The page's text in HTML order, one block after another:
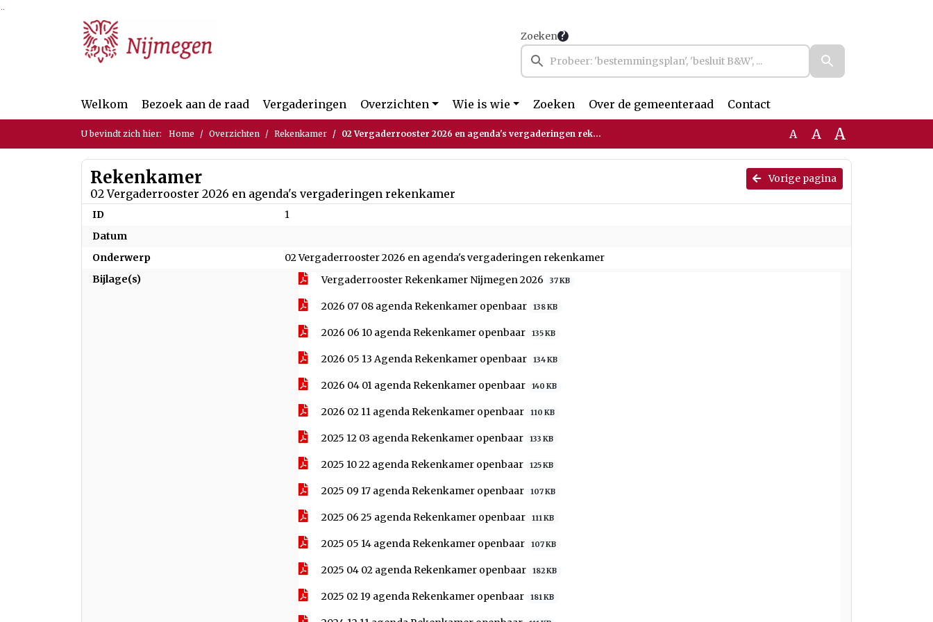
Ga naar de inhoud van deze pagina
Ga naar het zoeken
Ga naar het menu
Zoeken
Welkom Bezoek aan de raad Vergaderingen Overzichten Wie is wie Zoeken Over de gemeenteraad Contact
U bevindt zich hier: Home Overzichten Rekenkamer 02 Vergaderrooster 2026 en agenda's vergaderingen rekenkamer A A A
Vorige pagina
Rekenkamer
02 Vergaderrooster 2026 en agenda's vergaderingen rekenkamer
ID
1
Datum
Onderwerp
02 Vergaderrooster 2026 en agenda's vergaderingen rekenkamer
Bijlage(s)
Vergaderrooster Rekenkamer Nijmegen 2026 37 KB
2026 07 08 agenda Rekenkamer openbaar 138 KB
2026 06 10 agenda Rekenkamer openbaar 135 KB
2026 05 13 Agenda Rekenkamer openbaar 134 KB
2026 04 01 agenda Rekenkamer openbaar 140 KB
2026 02 11 agenda Rekenkamer openbaar 110 KB
2025 12 03 agenda Rekenkamer openbaar 133 KB
2025 10 22 agenda Rekenkamer openbaar 125 KB
2025 09 17 agenda Rekenkamer openbaar 107 KB
2025 06 25 agenda Rekenkamer openbaar 111 KB
2025 05 14 agenda Rekenkamer openbaar 107 KB
2025 04 02 agenda Rekenkamer openbaar 182 KB
2025 02 19 agenda Rekenkamer openbaar 181 KB